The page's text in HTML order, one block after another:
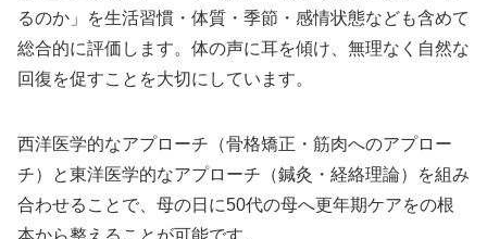
るのか」を生活習慣・体質・季節・感情状態なども含めて
総合的に評価します。体の声に耳を傾け、無理なく自然な
回復を促すことを大切にしています。
西洋医学的なアプローチ（骨格矯正・筋肉へのアプロー
チ）と東洋医学的なアプローチ（鍼灸・経絡理論）を組み
合わせることで、母の日に50代の母へ更年期ケアをの根
本から整えることが可能です。